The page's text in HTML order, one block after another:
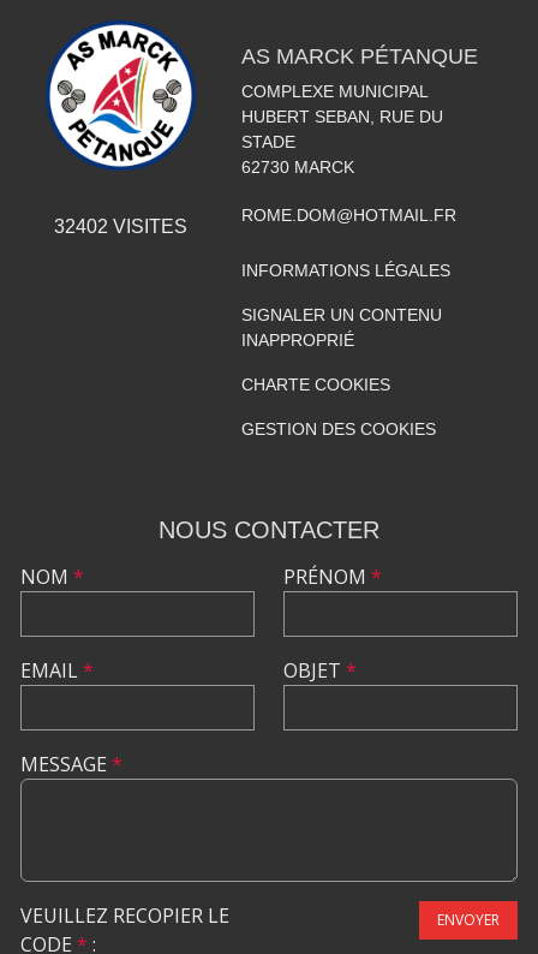
32402 VISITES
AS MARCK PÉTANQUE
COMPLEXE MUNICIPAL
HUBERT SEBAN, RUE DU
STADE
62730 MARCK
ROME.DOM@HOTMAIL.FR
INFORMATIONS LÉGALES
SIGNALER UN CONTENU
INAPPROPRIÉ
CHARTE COOKIES
GESTION DES COOKIES
NOUS CONTACTER
NOM *
EMAIL*
PRÉNOM *
OBJET *
MESSAGE *
VEUILLEZ RECOPIER LE
CODE * :
ENVOYER